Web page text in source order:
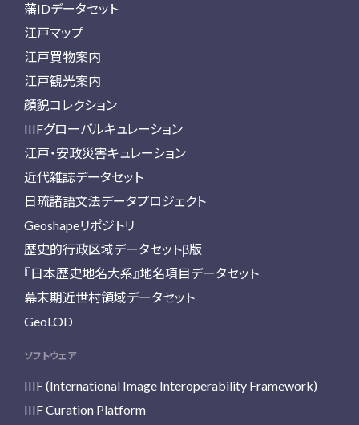
藩IDデータセット
江戸マップ
江戸買物案内
江戸観光案内
顔貌コレクション
IIIFグローバルキュレーション
江戸・安政災害キュレーション
近代雑誌データセット
日琉諸語文法データプロジェクト
Geoshapeリポジトリ
歴史的行政区域データセットβ版
『日本歴史地名大系』地名項目データセット
幕末期近世村領域データセット
GeoLOD
ソフトウェア
IIIF (International Image Interoperability Framework)
IIIF Curation Platform